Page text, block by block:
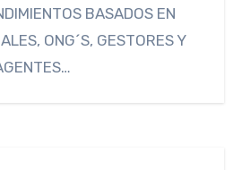
BASADOS EN
ONG´S, GESTORES Y